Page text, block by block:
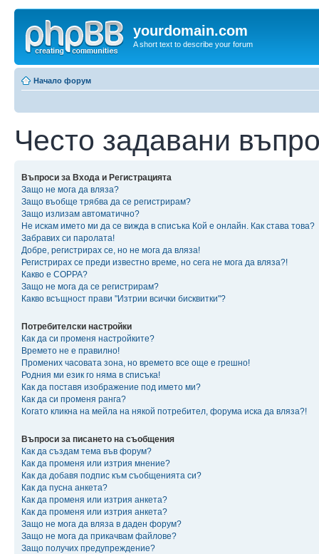
yourdomain.com
A short text to describe your forum
Начало форум
Често задавани
Въпроси за Входа и Регистрацията
Защо не мога да вляза?
Защо въобще трябва да се регистрирам?
Защо излизам автоматично?
Не искам името ми да се вижда в списъка Кой е онлайн. Как става това?
Забравих си паролата!
Добре, регистрирах се, но не мога да вляза!
Регистрирах се преди известно време, но сега не мога да вляза?!
Какво е COPPA?
Защо не мога да се регистрирам?
Какво всъщност прави "Изтрии всички бисквитки"?
Потребителски настройки
Как да си променя настройките?
Времето не е правилно!
Промених часовата зона, но времето все още е грешно!
Родния ми език го няма в списъка!
Как да поставя изображение под името ми?
Как да си променя ранга?
Когато кликна на мейла на някой потребител, форума иска да вляза?!
Въпроси за писането на съобщения
Как да създам тема във форум?
Как да променя или изтрия мнение?
Как да добавя подпис към съобщенията си?
Как да пусна анкета?
Как да променя или изтрия анкета?
Как да променя или изтрия анкета?
Защо не мога да вляза в даден форум?
Защо не мога да прикачвам файлове?
Защо получих предупреждение?